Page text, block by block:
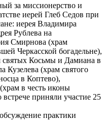
за миссионерство и
иерей Глеб Седов при
иерея Владимира
Рублева на
Смирнова (храм
Черкасской богадельне),
святых Косьмы и Дамиана в
Кузелева (храм святого
в Коптево),
в честь иконы
приняли участие 25
практики